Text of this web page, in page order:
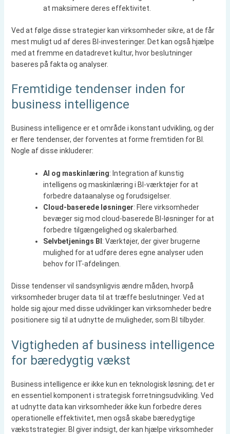
at maksimere deres effektivitet.
Ved at følge disse strategier kan virksomheder sikre, at de får
mest muligt ud af deres BI-investeringer. Det kan også hjælpe
med at fremme en datadrevet kultur, hvor beslutninger
baseres på fakta og analyser.
Fremtidige tendenser inden for
business intelligence
Business intelligence er et område i konstant udvikling, og der
er flere tendenser, der forventes at forme fremtiden for BI.
Nogle af disse inkluderer:
AI og maskinlæring: Integration af kunstig
intelligens og maskinlæring i BI-værktøjer for at
forbedre dataanalyse og forudsigelser.
Cloud-baserede løsninger: Flere virksomheder
bevæger sig mod cloud-baserede BI-løsninger for at
forbedre tilgængelighed og skalerbarhed.
Selvbetjenings BI : Værktøjer, der giver brugerne
mulighed for at udføre deres egne analyser uden
behov for IT-afdelingen.
Disse tendenser vil sandsynligvis ændre måden, hvorpå
virksomheder bruger data til at træffe beslutninger. Ved at
holde sig ajour med disse udviklinger kan virksomheder bedre
positionere sig til at udnytte de muligheder, som BI tilbyder.
Vigtigheden af business intelligence
for bæredygtig vækst
Business intelligence er ikke kun en teknologisk løsning; det er
en essentiel komponent i strategisk forretningsudvikling. Ved
at udnytte data kan virksomheder ikke kun forbedre deres
operationelle effektivitet, men også skabe bæredygtige
vækststrategier. BI giver indsigt, der kan hjælpe virksomheder